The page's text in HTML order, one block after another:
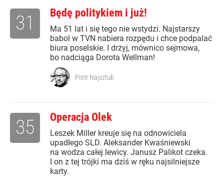
Będę politykiem i już!
Ma 51 lat i się tego nie wstydzi. Najstarszy
babol w TVN nabiera rozpędu i chce podpalać
biura poselskie. I drżyj, mównico sejmowa,
bo nadciąga Dorota Wellman!
31
Piotr Najsztub
Operacja Olek
Leszek Miller kreuje się na odnowiciela
upadłego SLD. Aleksander Kwaśniewski
na wodza całej lewicy. Janusz Palikot czeka.
I on z tej trójki ma dziś w ręku najsilniejsze
karty.
35